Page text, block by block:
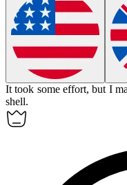
It took some effort, but I
shell.